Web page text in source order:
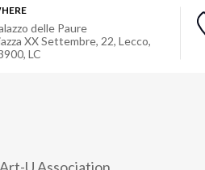
delle Paure
XX Settembre, 22, Lecco,
LC